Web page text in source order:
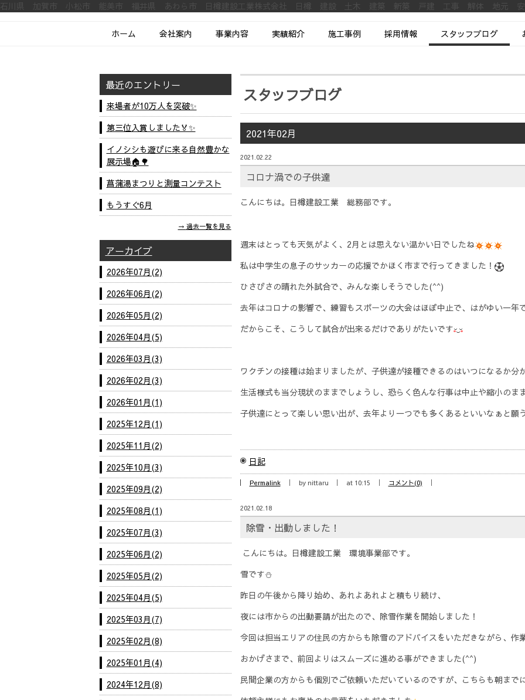
石川県 加賀市 小松市 能美市 福井県 あわら市 日樽建設工業株式会社 日樽 建設 土木 建築 新築 戸建 工事 解体 地元
ホーム 会社案内 事業内容 実績紹介 施工事例 採用情報 スタッフブログ
スタッフブログ
2021年02月
2021.02.22
コロナ渦での子供達
こんにちは。日樽建設工業 総務部です。
週末はとっても天気がよく、2月とは思えない温かい日でしたね
私は中学生の息子のサッカーの応援でかほく市まで行ってきました！
ひさびさの晴れた外試合で、みんな楽しそうでした(^^)
去年はコロナの影響で、練習もスポーツの大会はほぼ中止で、はがゆい一年で
だからこそ、こうして試合が出来るだけでありがたいです
ワクチンの接種は始まりましたが、子供達が接種できるのはいつになるか分
生活様式も当分現状のままでしょうし、恐らく色んな行事は中止や縮小のま
子供達にとって楽しい思い出が、去年より一つでも多くあるといいなぁと願
日記
Permalink by nittaru at 10:15 コメント(0)
2021.02.18
除雪・出動しました！
こんにちは。日樽建設工業 環境事業部です。
雪です⛄
昨日の午後から降り始め、あれよあれよと積もり続け、
夜には市からの出動要請が出たので、除雪作業を開始しました！
今回は担当エリアの住民の方からも除雪のアドバイスをいただきながら、作
おかげさまで、前回よりはスムーズに進める事ができました(^^)
民間企業の方からも個別でご依頼いただいているのですが、こちらも朝まで
最近のエントリー
来場者が10万人を突破✨
第三位入賞しました🏅✨
イノシシも遊びに来る自然豊かな
展示場🏠🌳
菖蒲湯まつりと測量コンテスト
もうすぐ6月
過去一覧を見る
アーカイブ
2026年07月(2)
2026年06月(2)
2026年05月(2)
2026年04月(5)
2026年03月(3)
2026年02月(3)
2026年01月(1)
2025年12月(1)
2025年11月(2)
2025年10月(3)
2025年09月(2)
2025年08月(1)
2025年07月(3)
2025年06月(2)
2025年05月(2)
2025年04月(5)
2025年03月(7)
2025年02月(8)
2025年01月(4)
2024年12月(8)